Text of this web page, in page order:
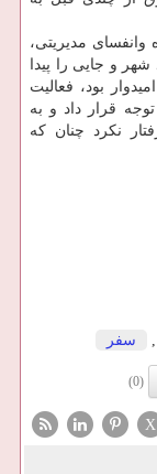
مدیریتی،
و جایی را پیدا
بود، فعالیت
قرار داد و به
نکرد چنان که
, سفر
(0)
X